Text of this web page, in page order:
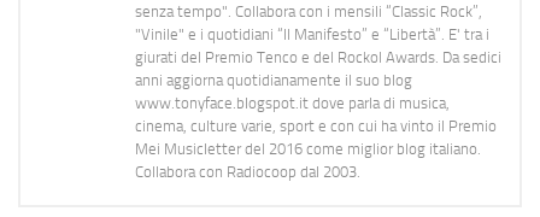
senza tempo". Collabora con i mensili “Classic Rock”,
"Vinile" e i quotidiani “Il Manifesto” e “Libertà”. E' tra i
giurati del Premio Tenco e del Rockol Awards. Da sedici
anni aggiorna quotidianamente il suo blog
www.tonyface.blogspot.it dove parla di musica,
cinema, culture varie, sport e con cui ha vinto il Premio
Mei Musicletter del 2016 come miglior blog italiano.
Collabora con Radiocoop dal 2003.